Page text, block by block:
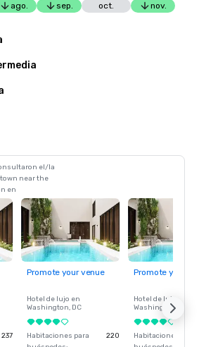
ago. sep. oct.
nov.
el/la
near the
en
237
Promote your venue
Hotel de lujo en
Washington, DC
Habitaciones para
220
Promote your
Hotel de lujo en
Washington
Habitaciones para